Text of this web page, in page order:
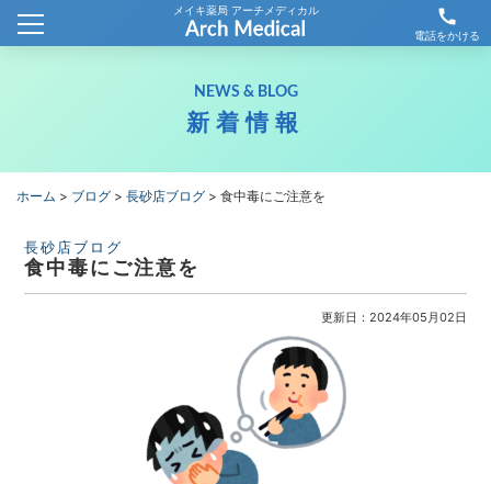
メイキ薬局 アーチメディカル call
電話をかける
ホーム
新着情報
薬局情報
採用情報
お問合せ
NEWS & BLOG
新着情報
ホーム > ブログ > 長砂店ブログ > 食中毒にご注意を
長砂店ブログ
食中毒にご注意を
更新日：2024年05月02日